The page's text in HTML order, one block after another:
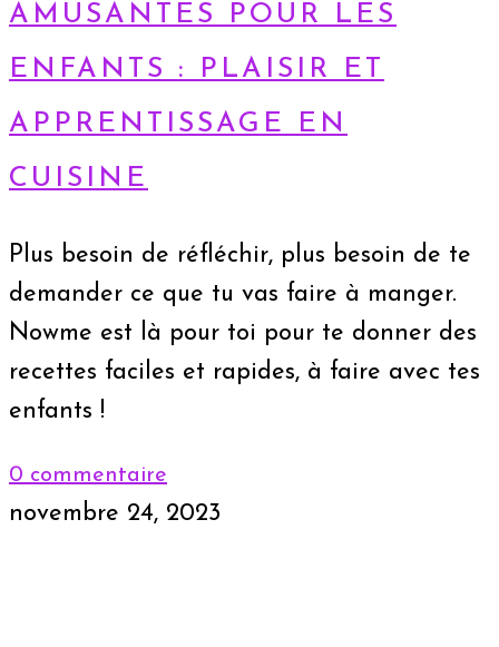
AMUSANTES POUR LES
ENFANTS : PLAISIR ET
APPRENTISSAGE EN
CUISINE
Plus besoin de réfléchir, plus besoin de te
demander ce que tu vas faire à manger.
Nowme est là pour toi pour te donner des
recettes faciles et rapides, à faire avec tes
enfants !
0 commentaire
novembre 24, 2023